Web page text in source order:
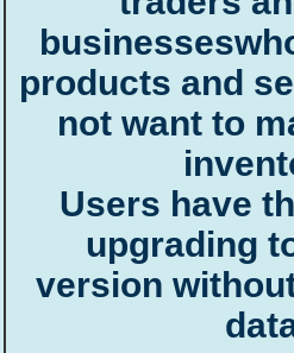
products and
not want to
Users have
upgrading
version